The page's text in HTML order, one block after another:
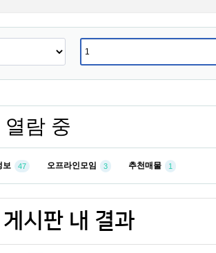
람 중
보 47 오프라인모임 3 추천매물 1
시판 내 결과